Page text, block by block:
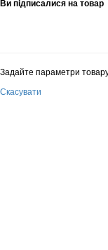
Ви підписалися на товар
Задайте параметри
Скасувати